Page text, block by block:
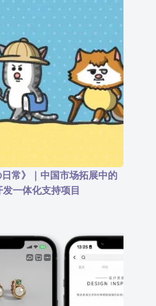
常》｜中国市场拓展中的
一体化支持项目